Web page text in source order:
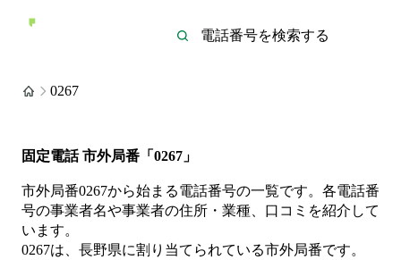
0267
固定電話 市外局番「0267」
市外局番0267から始まる電話番号の一覧です。各電話番
号の事業者名や事業者の住所・業種、口コミを紹介して
います。
0267は、長野県に割り当てられている市外局番です。